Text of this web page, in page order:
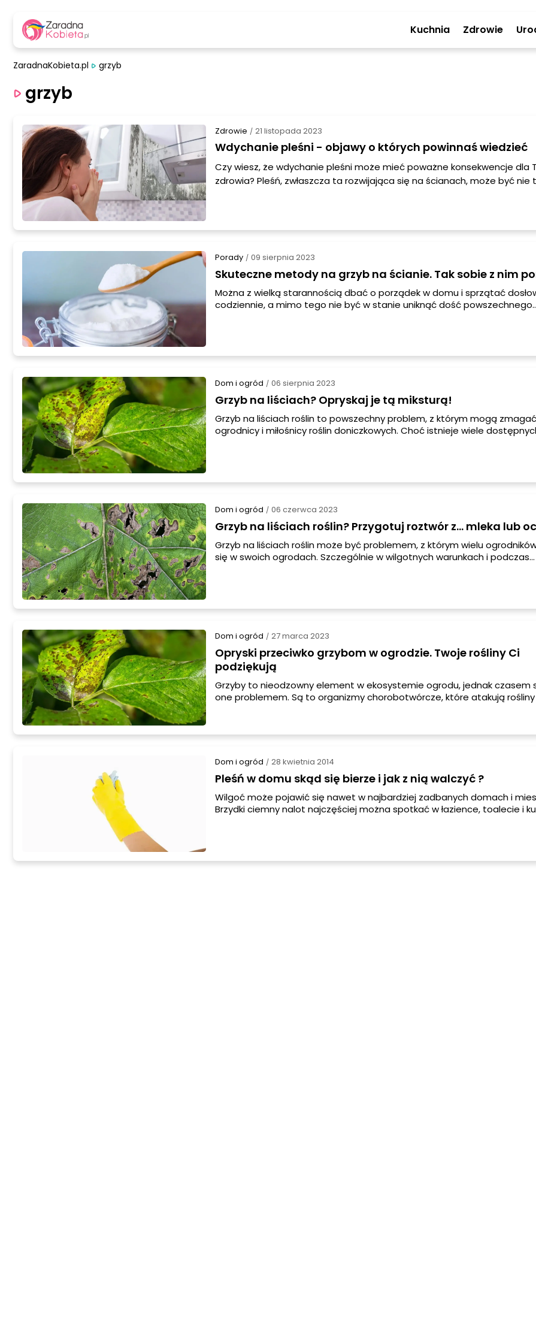
Kuchnia Zdrowie
ZaradnaKobieta.pl grzyb
grzyb
Zdrowie / 21 listopada 2023
Wdychanie pleśni - objawy o których powinnaś wiedzieć
Czy wiesz, że wdychanie pleśni może mieć poważne konsekwencje dla
zdrowia? Pleśń, zwłaszcza ta rozwijająca się na ścianach, może być nie
Porady / 09 sierpnia 2023
Skuteczne metody na grzyb na ścianie. Tak sobie z nim
Można z wielką starannością dbać o porządek w domu i sprzątać
codziennie, a mimo tego nie być w stanie uniknąć dość powszechnego
Dom i ogród / 06 sierpnia 2023
Grzyb na liściach? Opryskaj je tą miksturą!
Grzyb na liściach roślin to powszechny problem, z którym mogą
ogrodnicy i miłośnicy roślin doniczkowych. Choć istnieje wiele
Dom i ogród / 06 czerwca 2023
Grzyb na liściach roślin? Przygotuj roztwór z... mleka lub
Grzyb na liściach roślin może być problemem, z którym wielu
się w swoich ogrodach. Szczególnie w wilgotnych warunkach i podczas
Dom i ogród / 27 marca 2023
Opryski przeciwko grzybom w ogrodzie. Twoje rośliny Ci
podziękują
Grzyby to nieodzowny element w ekosystemie ogrodu, jednak czasem
one problemem. Są to organizmy chorobotwórcze, które atakują rośliny
zapobieganie i zwalczanie chorób grzybowych.
Dom i ogród / 28 kwietnia 2014
Pleśń w domu skąd się bierze i jak z nią walczyć ?
Wilgoć może pojawić się nawet w najbardziej zadbanych domach i
Brzydki ciemny nalot najczęściej można spotkać w łazience, toalecie i